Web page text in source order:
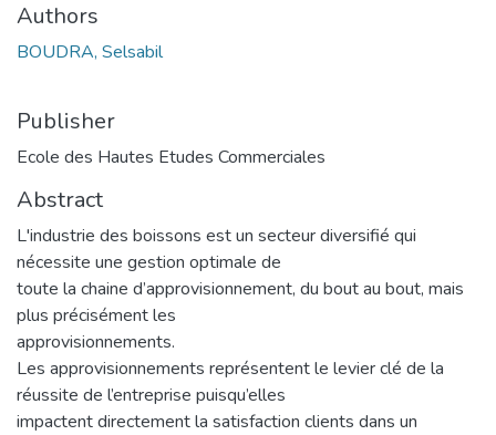
Authors
BOUDRA, Selsabil
Publisher
Ecole des Hautes Etudes Commerciales
Abstract
L'industrie des boissons est un secteur diversifié qui
nécessite une gestion optimale de
toute la chaine d’approvisionnement, du bout au bout, mais
plus précisément les
approvisionnements.
Les approvisionnements représentent le levier clé de la
réussite de l’entreprise puisqu’elles
impactent directement la satisfaction clients dans un